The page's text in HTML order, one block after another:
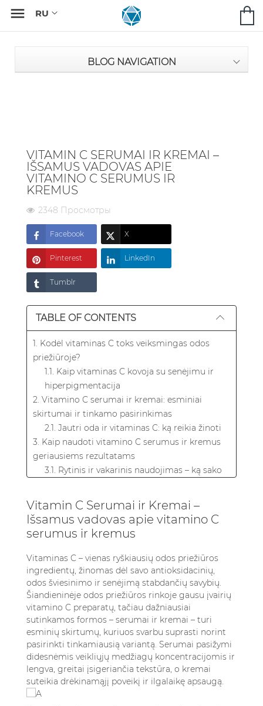

BLOG NAVIGATION
VITAMIN C SERUMAI IR KREMAI –
IŠSAMUS VADOVAS APIE
VITAMINO C SERUMUS IR
KREMUS
2348 Просмотры
Facebook X
Pinterest LinkedIn
Tumblr
TABLE OF CONTENTS
1. Kodėl vitaminas C toks veiksmingas odos
priežiūroje?
1.1. Kaip vitaminas C kovoja su senėjimu ir
hiperpigmentacija
2. Vitamino C serumai ir kremai: esminiai
skirtumai ir tinkamo pasirinkimas
2.1. Jautri oda ir vitaminas C: ką reikia žinoti
3. Kaip naudoti vitamino C serumus ir kremus
geriausiems rezultatams
3.1. Rytinis ir vakarinis naudojimas – ką sako
4. Pirkėjo vadovas – kaip išsirinkti geriausią
vitamino C serumą ar kremą
5. Išvados
6. Dažniausiai užduodami klausimai (DUK)
6.1. Kokia pagrindinė nauda naudojant
vitamino C serumą ar kremą?
6.2. Ar galiu naudoti vitamino C serumą ir
kremą kartu?
6.3. Kaip sužinoti, ar vitamino C produktai
tinka mano odos tipui?
6.4. Kiek laiko trunka, kol pamatysiu
rezultatus naudodamas vitamino C serumą
ar kremą?
6.5. Ar vitamino C produktai turi šalutinį
Vitamin C Serumai ir Kremai –
Išsamus vadovas apie vitamino C
serumus ir kremus
Vitaminas C – vienas ryškiausių odos priežiūros
ingredientų, žinomas dėl savo antioksidacinių,
odos šviesinimo ir senėjimą stabdančių savybių.
Šiandieninėje odos priežiūros rinkoje gausu įvairių
vitamino C preparatų, tačiau dažniausiai
sutinkamos formos – serumai ir kremai – turi
esminių skirtumų, kuriuos svarbu suprasti norint
pasirinkti tinkamiausią variantą. Serumai pasižymi
didesnėmis veikliųjų medžiagų koncentracijomis ir
lengva, greitai įsigeriančia tekstūra, o kremai
suteikia drėkinamąjį poveikį ir ilgalaikę apsaugą.